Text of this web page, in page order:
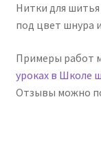
Нитки для
под цвет шнура
Примеры работ
уроках в Школе
Отзывы можно